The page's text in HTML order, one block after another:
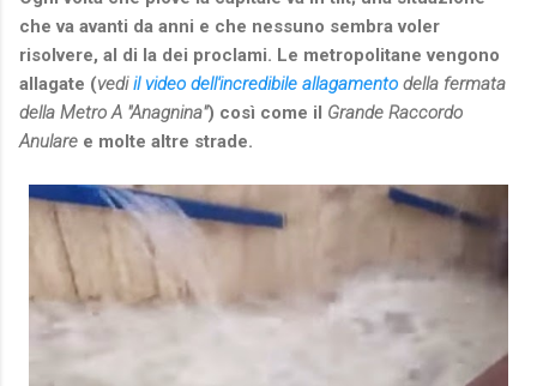
che va avanti da anni e che nessuno sembra voler
risolvere, al di la dei proclami. Le metropolitane vengono
allagate (vediil video dell'incredibile allagamento della fermata
della Metro A "Anagnina") così come il Grande Raccordo
Anulare e molte altre strade.